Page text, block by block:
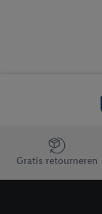
Jouw voordelen
Gratis retourneren